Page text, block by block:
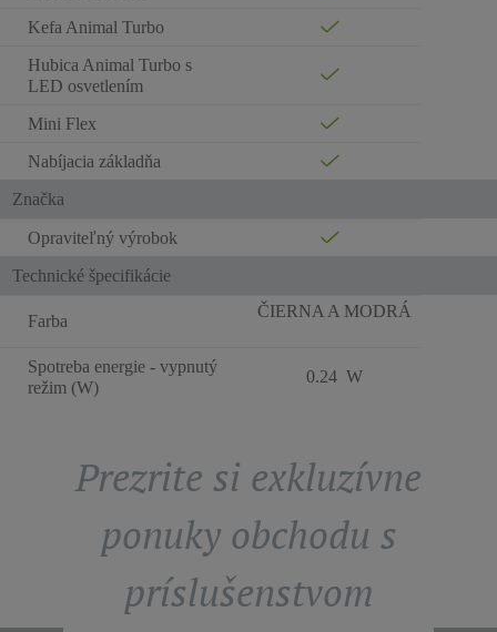
Kefa Animal Turbo
Hubica Animal Turbo s
LED osvetlením
Mini Flex
Nabíjacia základňa
Značka
Opraviteľný výrobok
Technické špecifikácie
Farba
ČIERNA A MODRÁ
Spotreba energie - vypnutý
režim (W)
0.24 W
Prezrite si exkluzívne
ponuky obchodu s
príslušenstvom